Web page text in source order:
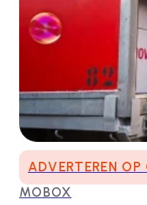
ADVERTEREN
MOBOX